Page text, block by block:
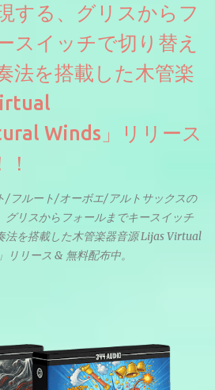
する、グリスからフ
スイッチで切り替え
法を搭載した木管楽
Winds」リリース
/フルート/オーボエ/アルトサックスの
グリスからフォールまでキースイッチ
法を搭載した木管楽器音源 Lijas Virtual
リース & 無料配布中。